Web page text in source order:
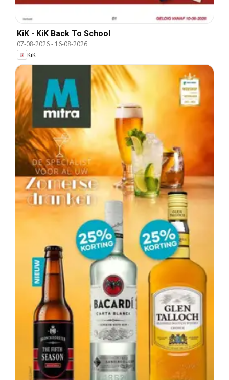
KiK - KiK Back To School
07-08-2026- 16-08-2026
KiK